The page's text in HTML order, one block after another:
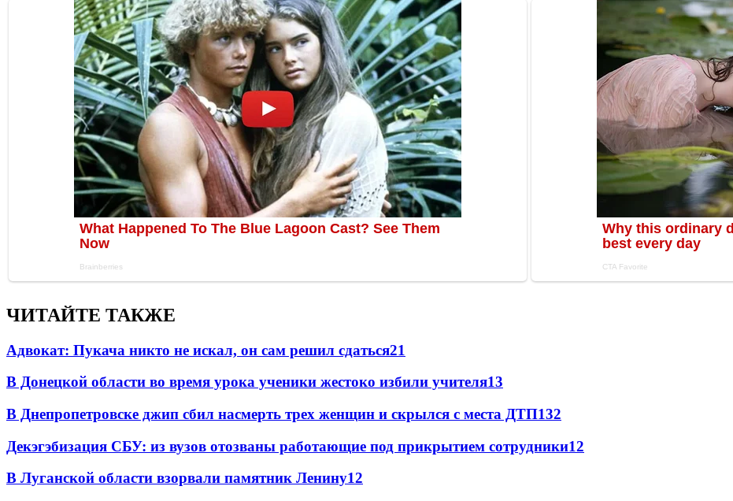
ЧИТАЙТЕ ТАКЖЕ
Адвокат: Пукача никто не искал, он сам решил сдаться21
В Донецкой области во время урока ученики жестоко избили учителя13
В Днепропетровске джип сбил насмерть трех женщин и скрылся с места ДТП132
Декэгэбизация СБУ: из вузов отозваны работающие под прикрытием сотрудники12
В Луганской области взорвали памятник Ленину12